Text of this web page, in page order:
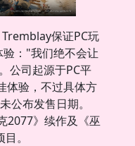
保证PC玩
："我们绝不会让
公司起源于PC平
体验，不过具体方
公布发售日期。
2077》续作及《巫
。